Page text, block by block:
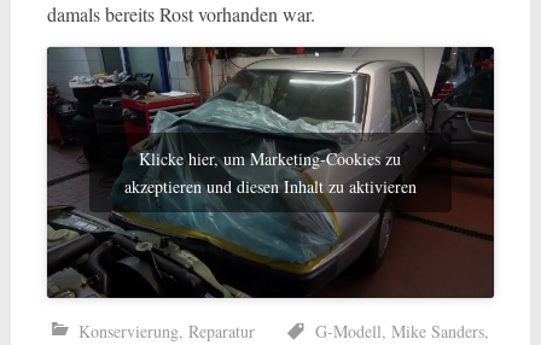
damals bereits Rost vorhanden war.
Klicke hier, um Marketing-Cookies zu
akzeptieren und diesen Inhalt zu aktivieren
Konservierung, Reparatur G-Modell, Mike Sanders,